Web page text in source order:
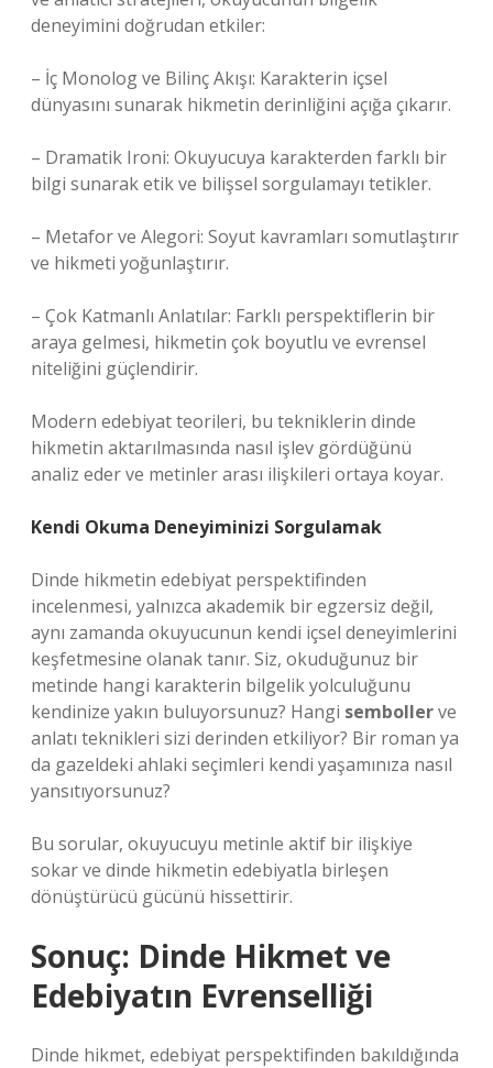
deneyimini doğrudan etkiler:
– İç Monolog ve Bilinç Akışı: Karakterin içsel
dünyasını sunarak hikmetin derinliğini açığa çıkarır.
– Dramatik Ironi: Okuyucuya karakterden farklı bir
bilgi sunarak etik ve bilişsel sorgulamayı tetikler.
– Metafor ve Alegori: Soyut kavramları somutlaştırır
ve hikmeti yoğunlaştırır.
– Çok Katmanlı Anlatılar: Farklı perspektiflerin bir
araya gelmesi, hikmetin çok boyutlu ve evrensel
niteliğini güçlendirir.
Modern edebiyat teorileri, bu tekniklerin dinde
hikmetin aktarılmasında nasıl işlev gördüğünü
analiz eder ve metinler arası ilişkileri ortaya koyar.
Kendi Okuma Deneyiminizi Sorgulamak
Dinde hikmetin edebiyat perspektifinden
incelenmesi, yalnızca akademik bir egzersiz değil,
aynı zamanda okuyucunun kendi içsel deneyimlerini
keşfetmesine olanak tanır. Siz, okuduğunuz bir
metinde hangi karakterin bilgelik yolculuğunu
kendinize yakın buluyorsunuz? Hangi sembollerve
anlatı teknikleri sizi derinden etkiliyor? Bir roman ya
da gazeldeki ahlaki seçimleri kendi yaşamınıza nasıl
yansıtıyorsunuz?
Bu sorular, okuyucuyu metinle aktif bir ilişkiye
sokar ve dinde hikmetin edebiyatla birleşen
dönüştürücü gücünü hissettirir.
Sonuç: Dinde Hikmet ve
Edebiyatın Evrenselliği
Dinde hikmet, edebiyat perspektifinden bakıldığında